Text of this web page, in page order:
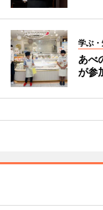
学ぶ・
あべ
が参